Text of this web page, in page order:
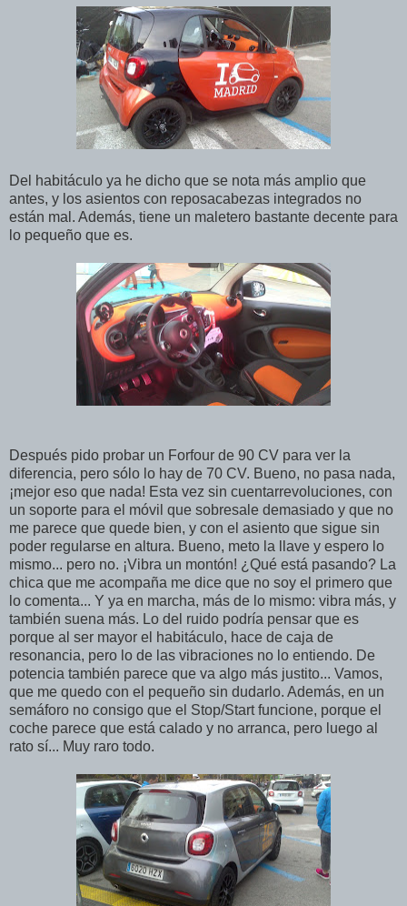
Del habitáculo ya he dicho que se nota más amplio que
antes, y los asientos con reposacabezas integrados no
están mal. Además, tiene un maletero bastante decente para
lo pequeño que es.
Después pido probar un Forfour de 90 CV para ver la
diferencia, pero sólo lo hay de 70 CV. Bueno, no pasa nada,
¡mejor eso que nada! Esta vez sin cuentarrevoluciones, con
un soporte para el móvil que sobresale demasiado y que no
me parece que quede bien, y con el asiento que sigue sin
poder regularse en altura. Bueno, meto la llave y espero lo
mismo... pero no. ¡Vibra un montón! ¿Qué está pasando? La
chica que me acompaña me dice que no soy el primero que
lo comenta... Y ya en marcha, más de lo mismo: vibra más, y
también suena más. Lo del ruido podría pensar que es
porque al ser mayor el habitáculo, hace de caja de
resonancia, pero lo de las vibraciones no lo entiendo. De
potencia también parece que va algo más justito... Vamos,
que me quedo con el pequeño sin dudarlo. Además, en un
semáforo no consigo que el Stop/Start funcione, porque el
coche parece que está calado y no arranca, pero luego al
rato sí... Muy raro todo.